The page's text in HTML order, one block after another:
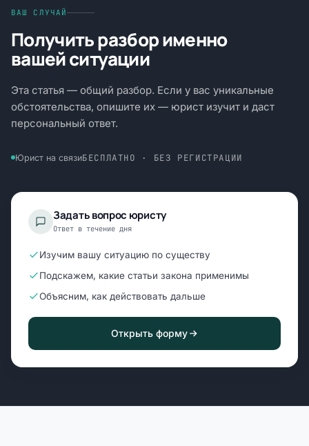
ВАШ СЛУЧАЙ
Получить разбор именно
вашей ситуации
Эта статья — общий разбор. Если у вас уникальные
обстоятельства, опишите их — юрист изучит и даст
персональный ответ.
Юрист на связиБЕСПЛАТНО · БЕЗ РЕГИСТРАЦИИ
Задать вопрос юристу
Ответ в течение дня
Изучим вашу ситуацию по существу
Подскажем, какие статьи закона применимы
Объясним, как действовать дальше
Открыть форму